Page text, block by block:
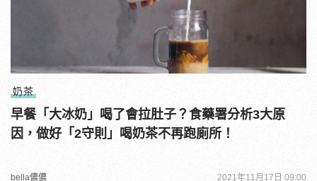
奶茶
早餐「大冰奶」喝了會拉肚子？食藥署分析3大原
因，做好「2守則」喝奶茶不再跑廁所！
bella儂儂 2021年11月17日 09:00